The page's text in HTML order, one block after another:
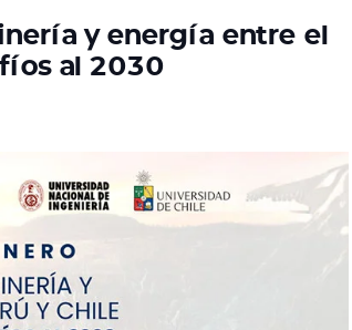
y energía entre el
al 2030